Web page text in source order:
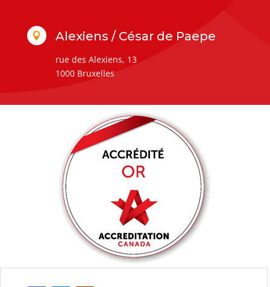
 Alexiens / César de Paepe
rue des Alexiens, 13
1000 Bruxelles